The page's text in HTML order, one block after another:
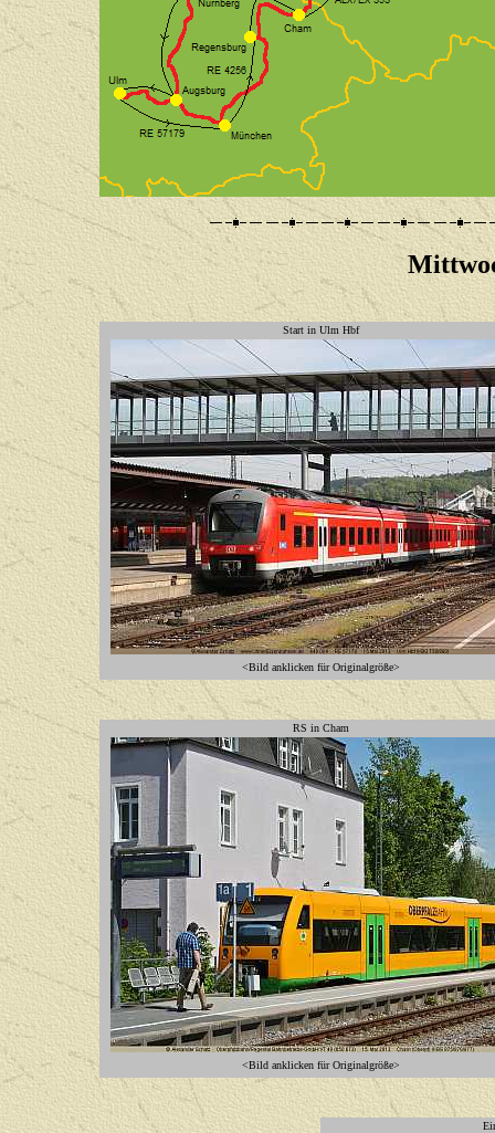
Start in Ulm Hbf
<Bild anklicken für Originalgröße>
RS in Cham
<Bild anklicken für Originalgröße>